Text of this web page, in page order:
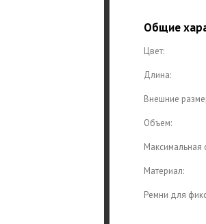
Общие
Цвет:
Длина:
Внешние
Объем:
Максимальная
Материал:
Ремни для